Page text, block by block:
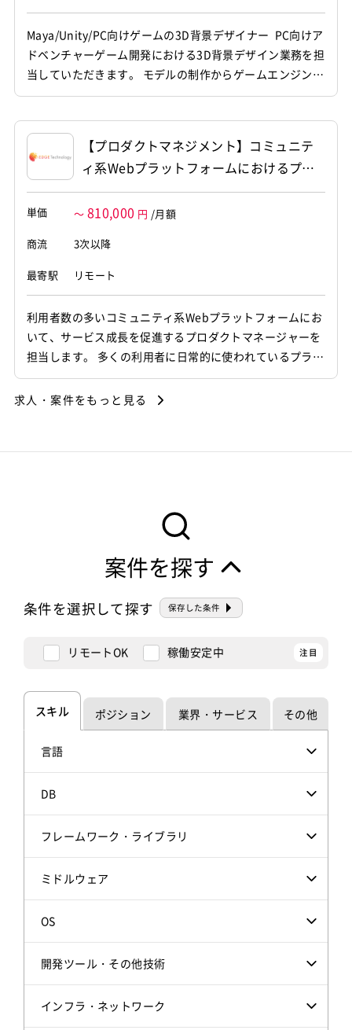
Maya/Unity/PC向けゲームの3D背景デザイナー PC向けア
ドベンチャーゲーム開発における3D背景デザイン業務を担
当していただきます。 モデルの制作からゲームエンジンへ
の組み込みまで、グラフィック制作全般に幅広くご対応い
ていただく想定です。 ・3D空間における背景オブジェク
トや景観モデルのデータ制作作業 ・登場キャラクタ...
【プロダクトマネジメント】コミュニテ
ィ系Webプラットフォームにおけるプロ
ダクトマネジメント
単価 ～ 810,000 円 /月額
商流
3次以降
最寄駅 リモート
利用者数の多いコミュニティ系Webプラットフォームにお
いて、サービス成長を促進するプロダクトマネージャーを
担当します。 多くの利用者に日常的に使われているプラッ
トフォームを対象に、利用者体験の向上と事業成長の両立
を推進するポジションです。 課題設定から施策立案、仕様
に仮説を立て、チームと...
求人・案件をもっと見る
案件を探す
条件を選択して探す 保存した条件
リモートOK 稼働安定中
スキル ポジション 業界・サービス その他
言語
DB
フレームワーク・ライブラリ
ミドルウェア
OS
開発ツール・その他技術
インフラ・ネットワーク